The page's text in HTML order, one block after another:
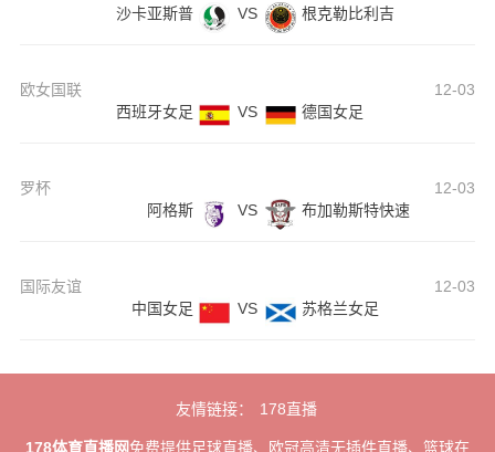
沙卡亚斯普
VS 根克勒比利吉
欧女国联
12-03
西班牙女足
VS 德国女足
罗杯
12-03
阿格斯
VS 布加勒斯特快速
国际友谊
12-03
中国女足
VS 苏格兰女足
友情链接： 178直播
178体育直播网免费提供足球直播、欧冠高清无插件直播、篮球在